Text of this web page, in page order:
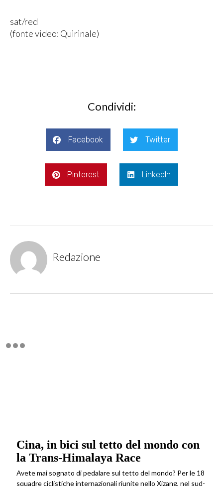
sat/red
(fonte video: Quirinale)
Condividi:
Facebook Twitter
Pinterest LinkedIn
Redazione
Cina, in bici sul tetto del mondo con
la Trans-Himalaya Race
Avete mai sognato di pedalare sul tetto del mondo? Per le 18
squadre ciclistiche internazionali riunite nello Xizang, nel sud-